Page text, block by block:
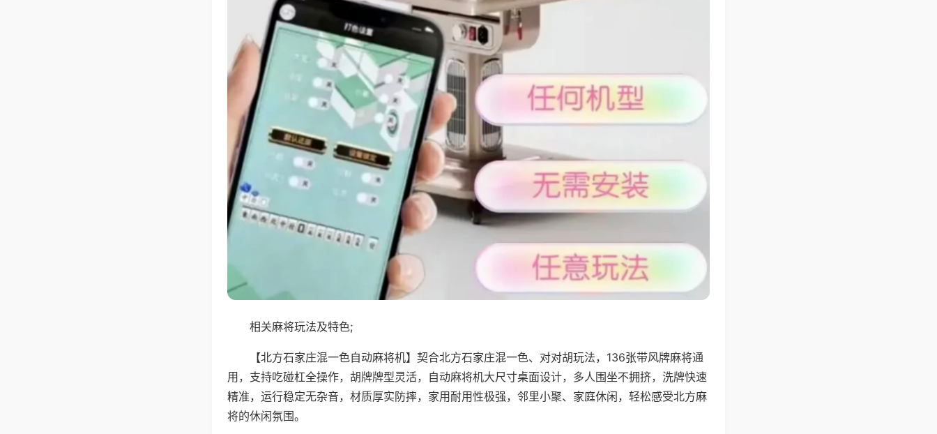
相关麻将玩法及特色;
【北方石家庄混一色自动麻将机】契合北方石家庄混一色、对对胡玩法，136张带风牌麻将通
用，支持吃碰杠全操作，胡牌牌型灵活，自动麻将机大尺寸桌面设计，多人围坐不拥挤，洗牌快速
精准，运行稳定无杂音，材质厚实防摔，家用耐用性极强，邻里小聚、家庭休闲，轻松感受北方麻
将的休闲氛围。